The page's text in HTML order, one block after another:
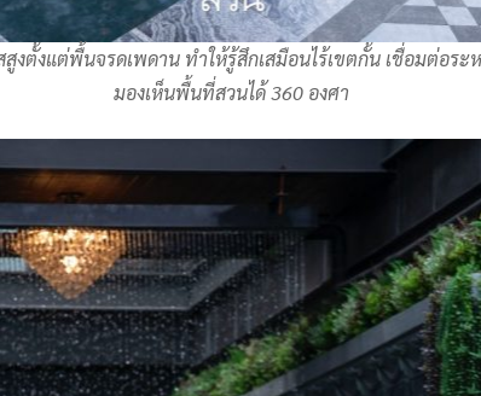
งตั้งแต่พื้นจรดเพดาน ทำให้รู้สึกเสมือนไร้เขตกั้น เชื่อมต่อร
มองเห็นพื้นที่สวนได้ 360 องศา